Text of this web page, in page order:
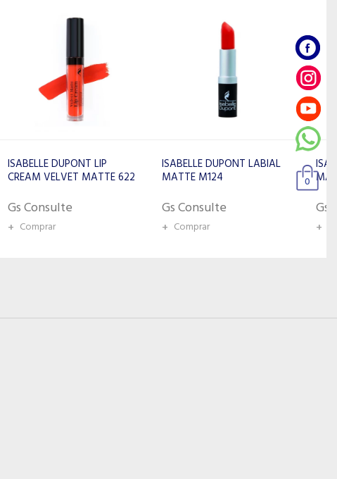
ISABELLE DUPONT LABIAL
MATTE M124
Gs Consulte
+ Comprar
ISABELLE DUPONT LABIAL
MATTE M128
Gs Consulte
+ Comprar
0